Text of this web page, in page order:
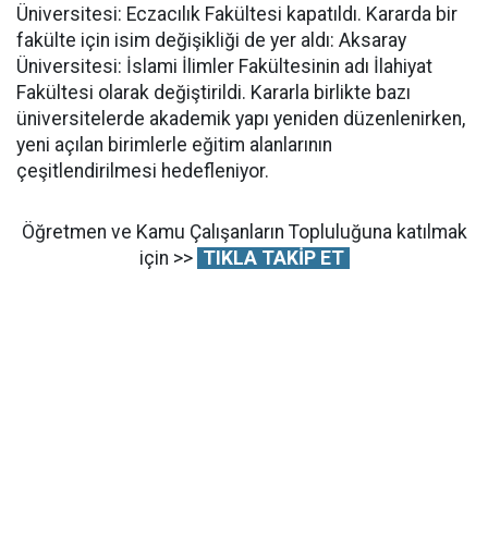
Üniversitesi: Eczacılık Fakültesi kapatıldı. Kararda bir
fakülte için isim değişikliği de yer aldı: Aksaray
Üniversitesi: İslami İlimler Fakültesinin adı İlahiyat
Fakültesi olarak değiştirildi. Kararla birlikte bazı
üniversitelerde akademik yapı yeniden düzenlenirken,
yeni açılan birimlerle eğitim alanlarının
çeşitlendirilmesi hedefleniyor.
Öğretmen ve Kamu Çalışanların Topluluğuna katılmak
için >> TIKLA TAKİP ET